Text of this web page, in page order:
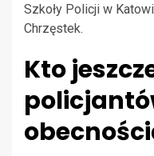
Szkoły Policji w
Chrzęstek.
Kto